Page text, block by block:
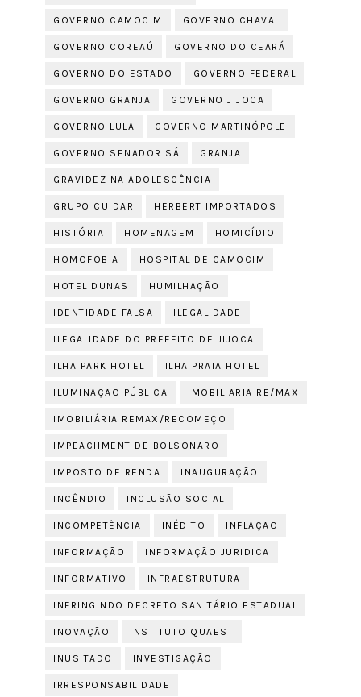
GOVERNO CAMOCIM GOVERNO CHAVAL
GOVERNO COREAÚ GOVERNO DO CEARÁ
GOVERNO DO ESTADO GOVERNO FEDERAL
GOVERNO GRANJA GOVERNO JIJOCA
GOVERNO LULA GOVERNO MARTINÓPOLE
GOVERNO SENADOR SÁ GRANJA
GRAVIDEZ NA ADOLESCÊNCIA
GRUPO CUIDAR HERBERT IMPORTADOS
HISTÓRIA HOMENAGEM HOMICÍDIO
HOMOFOBIA HOSPITAL DE CAMOCIM
HOTEL DUNAS HUMILHAÇÃO
IDENTIDADE FALSA ILEGALIDADE
ILEGALIDADE DO PREFEITO DE JIJOCA
ILHA PARK HOTEL ILHA PRAIA HOTEL
ILUMINAÇÃO PÚBLICA IMOBILIARIA RE/MAX
IMOBILIÁRIA REMAX/RECOMEÇO
IMPEACHMENT DE BOLSONARO
IMPOSTO DE RENDA INAUGURAÇÃO
INCÊNDIO INCLUSÃO SOCIAL
INCOMPETÊNCIA INÉDITO INFLAÇÃO
INFORMAÇÃO INFORMAÇÃO JURIDICA
INFORMATIVO INFRAESTRUTURA
INFRINGINDO DECRETO SANITÁRIO ESTADUAL
INOVAÇÃO INSTITUTO QUAEST
INUSITADO INVESTIGAÇÃO
IRRESPONSABILIDADE